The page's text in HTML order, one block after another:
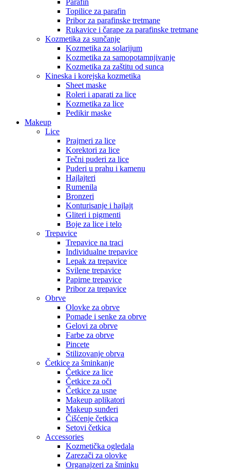
Topilice za parafin
Pribor za parafinske tretmane
Rukavice i čarape za parafinske tretmane
Kozmetika za sunčanje
Kozmetika za solarijum
Kozmetika za samopotamnjivanje
Kozmetika za zaštitu od sunca
Kineska i korejska kozmetika
Sheet maske
Roleri i aparati za lice
Kozmetika za lice
Pedikir maske
Makeup
Lice
Prajmeri za lice
Korektori za lice
Tečni puderi za lice
Puderi u prahu i kamenu
Hajlajteri
Rumenila
Bronzeri
Konturisanje i hajlajt
Gliteri i pigmenti
Boje za lice i telo
Trepavice
Trepavice na traci
Individualne trepavice
Lepak za trepavice
Svilene trepavice
Papirne trepavice
Pribor za trepavice
Obrve
Olovke za obrve
Pomade i senke za obrve
Gelovi za obrve
Farbe za obrve
Pincete
Stilizovanje obrva
Četkice za šminkanje
Četkice za lice
Četkice za oči
Četkice za usne
Makeup aplikatori
Makeup sunđeri
Čišćenje četkica
Setovi četkica
Accessories
Kozmetička ogledala
Zarezači za olovke
Organajzeri za šminku